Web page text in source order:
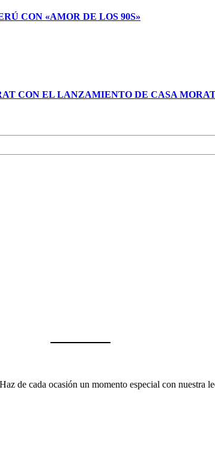
CON «AMOR DE LOS 90S»
CON EL LANZAMIENTO DE CASA
de cada ocasión un momento especial con nuestra